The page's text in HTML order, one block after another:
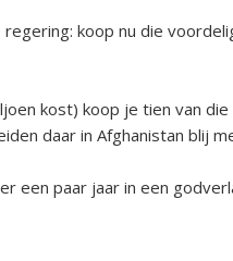
koop nu die
kost) koop je tien van
daar in Afghanistan blij
een paar jaar in een